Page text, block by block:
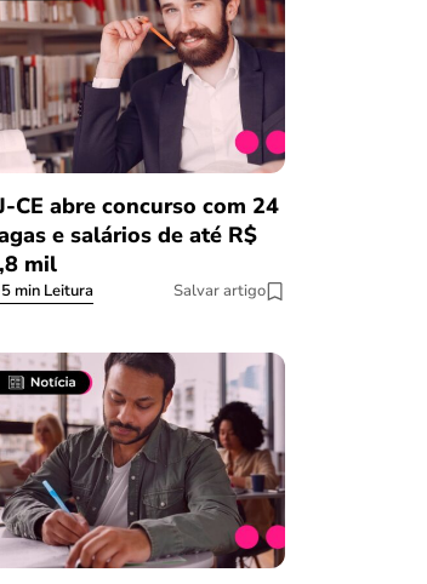
08/03/2023
CE abre concurso com 24
e salários de até R$
mil
5 min Leitura Salvar artigo